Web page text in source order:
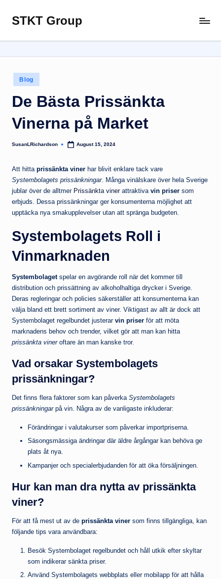
Skip
content
STKT Group
with
Every
Sphere
Posted
in
Blog
De Bästa Prissänkta
Vinerna på Market
Posted
SusanLRichardson August 15, 2024
Att hitta prissänkta viner har blivit enklare tack vare
Systembolagets prissänkningar. Många vinälskare över hela Sverige
jublar över de alltmer Prissänkta vinerattraktiva vin priser som
erbjuds. Dessa prissänkningar ger konsumenterna möjlighet att
upptäcka nya smakupplevelser utan att spränga budgeten.
Systembolagets Roll i
Vinmarknaden
Systembolagetspelar en avgörande roll när det kommer till
distribution och prissättning av alkoholhaltiga drycker i Sverige.
Deras regleringar och policies säkerställer att konsumenterna kan
välja bland ett brett sortiment av viner. Viktigast av allt är dock att
Systembolaget regelbundet justerar vin priser för att möta
marknadens behov och trender, vilket gör att man kan hitta
prissänkta vineroftare än man kanske tror.
Vad orsakar Systembolagets
prissänkningar?
Det finns flera faktorer som kan påverka Systembolagets
prissänkningarpå vin. Några av de vanligaste inkluderar:
Förändringar i valutakurser som påverkar importpriserna.
Säsongsmässiga ändringar där äldre årgångar kan behöva ge
plats åt nya.
Kampanjer och specialerbjudanden för att öka försäljningen.
Hur kan man dra nytta av prissänkta
viner?
För att få mest ut av de prissänkta viner som finns tillgängliga, kan
följande tips vara användbara:
Besök Systembolaget regelbundet och håll utkik efter skyltar
som indikerar sänkta priser.
Använd Systembolagets webbplats eller mobilapp för att hålla